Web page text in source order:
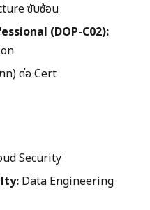
ซับซ้อน
(DOP-C02):
ท) ต่อ Cert
Security
Data Engineering